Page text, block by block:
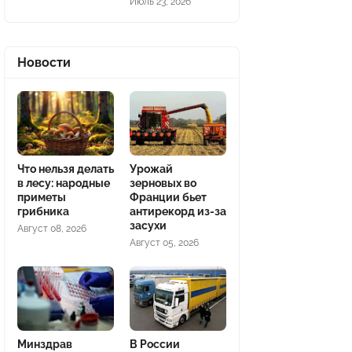
Новости
Что нельзя делать
в лесу: народные
приметы
грибника
Август 08, 2026
Урожай
зерновых во
Франции бьет
антирекорд из-за
засухи
Август 05, 2026
Минздрав В России